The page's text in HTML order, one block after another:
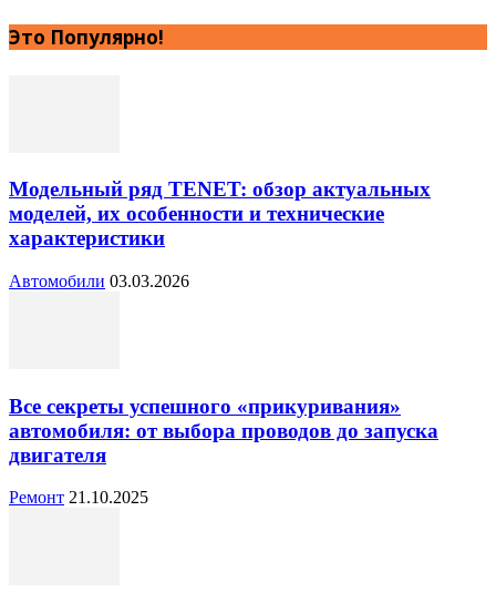
Это Популярно!
Модельный ряд TENET: обзор актуальных
моделей, их особенности и технические
характеристики
Автомобили 03.03.2026
Все секреты успешного «прикуривания»
автомобиля: от выбора проводов до запуска
двигателя
Ремонт 21.10.2025